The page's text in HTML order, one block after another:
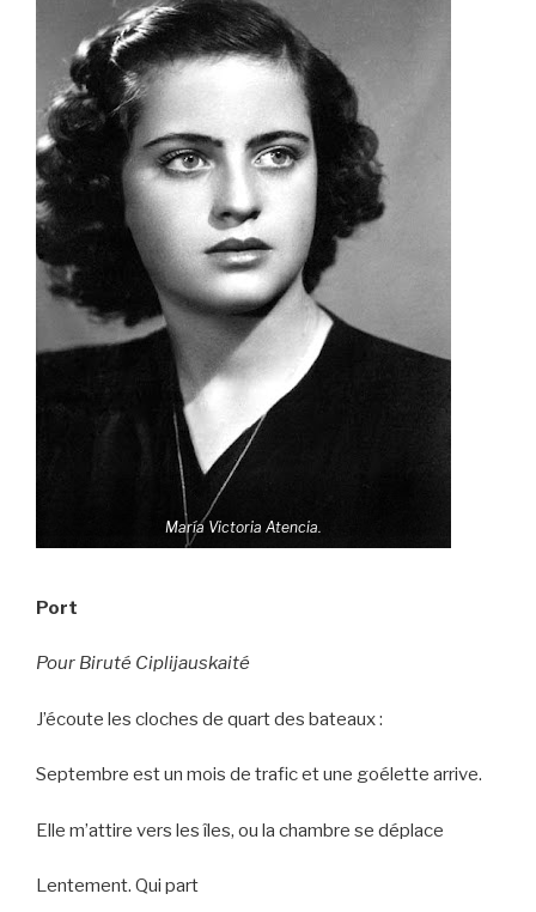
María Victoria Atencia.
Port
Pour Biruté Ciplijauskaité
J’écoute les cloches de quart des bateaux :
Septembre est un mois de trafic et une goélette arrive.
Elle m’attire vers les îles, ou la chambre se déplace
Lentement. Qui part